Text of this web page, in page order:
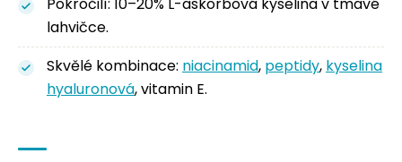
lahvičce.
Skvělé kombinace: niacinamid, peptidy, kyselina
hyaluronová, vitamin E.